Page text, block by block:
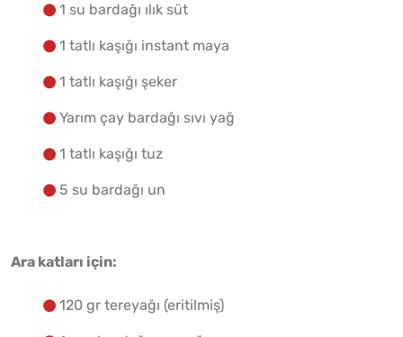
1 su bardağı ılık süt
1 tatlı kaşığı instant maya
1 tatlı kaşığı şeker
Yarım çay bardağı sıvı yağ
1 tatlı kaşığı tuz
5 su bardağı un
Ara katları için:
120 gr tereyağı (eritilmiş)